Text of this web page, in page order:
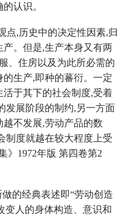
认识。
点,历史中的决定性因素,归
。但是,生产本身又有两
、住房以及为此所必需的
生产,即种的蕃衍。一定
于其下的社会制度,受着
发展阶段的制约,另一方面
不发展,劳动产品的数
制度就越在较大程度上受
》1972年版 第四卷第2
的经典表述即“劳动创造
变人的身体构造、意识和